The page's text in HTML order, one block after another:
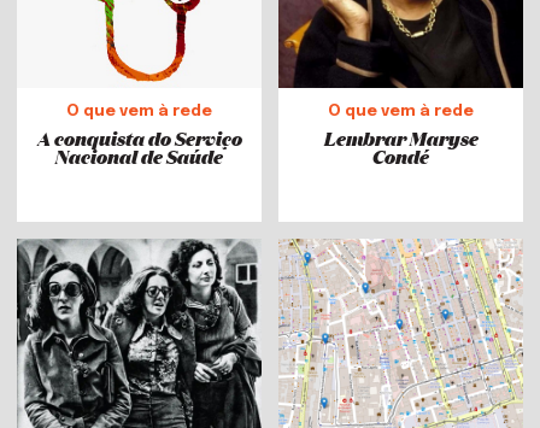
O que vem à rede
A conquista do Serviço
Nacional de Saúde
O que vem à rede
Lembrar Maryse
Condé